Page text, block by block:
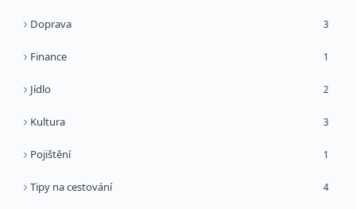
Doprava 3
Finance 1
Jídlo 2
Kultura 3
Pojištění 1
Tipy na cestování 4